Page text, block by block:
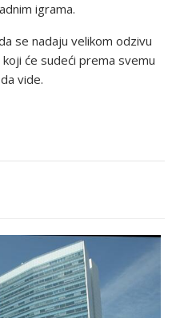
igrama.
se nadaju velikom odzivu
će sudeći prema svemu
vide.